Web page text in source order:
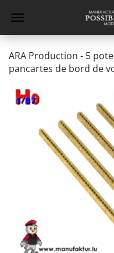
ARA Production - 5
pancartes de bord de